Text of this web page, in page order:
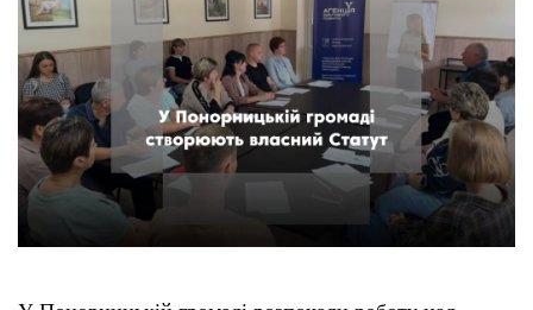
Редакційна політика
Етичний кодекс
Рекламні прайси